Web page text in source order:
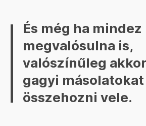
És még ha mindez
megvalósulna is,
valószínűleg
gagyi
összehozni vele.